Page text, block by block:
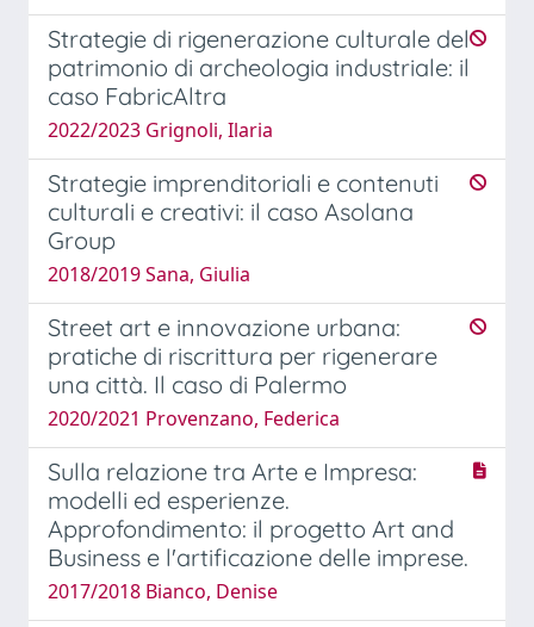
Strategie di rigenerazione culturale del
patrimonio di archeologia industriale: il
caso FabricAltra
2022/2023 Grignoli, Ilaria
Strategie imprenditoriali e contenuti
culturali e creativi: il caso Asolana
Group
2018/2019 Sana, Giulia
Street art e innovazione urbana:
pratiche di riscrittura per rigenerare
una città. Il caso di Palermo
2020/2021 Provenzano, Federica
Sulla relazione tra Arte e Impresa:
modelli ed esperienze.
Approfondimento: il progetto Art and
Business e l'artificazione delle imprese.
2017/2018 Bianco, Denise